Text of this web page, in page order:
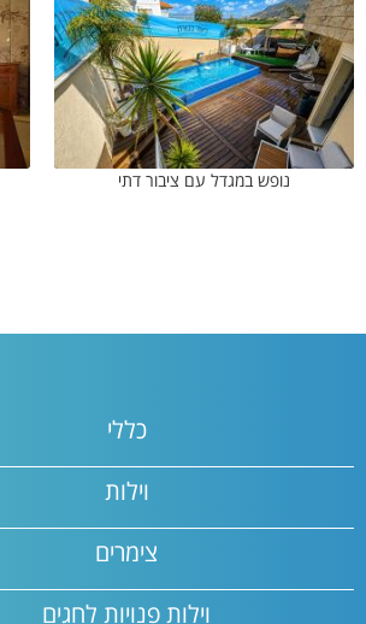
נופש במגדל עם ציבור דתי
כללי
וילות
צימרים
וילות פנויות לחגים